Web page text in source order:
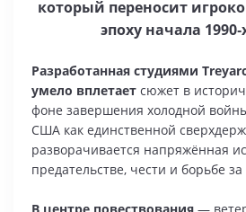
который переносит
эпоху начала
Разработанная студиями
умело вплетает сюжет в
фоне завершения холодной
США как единственной
разворачивается напряжённая
предательстве, чести и борьбе